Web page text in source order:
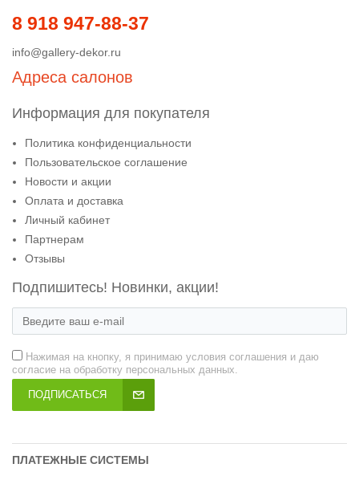
8 918 947-88-37
info@gallery-dekor.ru
Адреса салонов
Информация для покупателя
Политика конфиденциальности
Пользовательское соглашение
Новости и акции
Оплата и доставка
Личный кабинет
Партнерам
Отзывы
Подпишитесь! Новинки, акции!
Нажимая на кнопку, я принимаю условия соглашения и даю
согласие на обработку персональных данных.
ПОДПИСАТЬСЯ
ПЛАТЕЖНЫЕ СИСТЕМЫ